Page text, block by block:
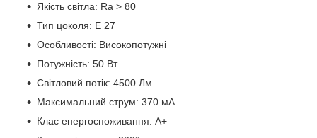
Якість світла: Ra > 80
Тип цоколя: Е 27
Особливості: Високопотужні
Потужність: 50 Вт
Світловий потік: 4500 Лм
Максимальний струм: 370 мА
Клас енергоспоживання: A+